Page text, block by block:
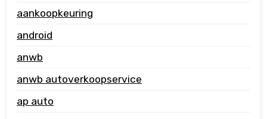
aankoopkeuring
android
anwb
anwb autoverkoopservice
ap auto